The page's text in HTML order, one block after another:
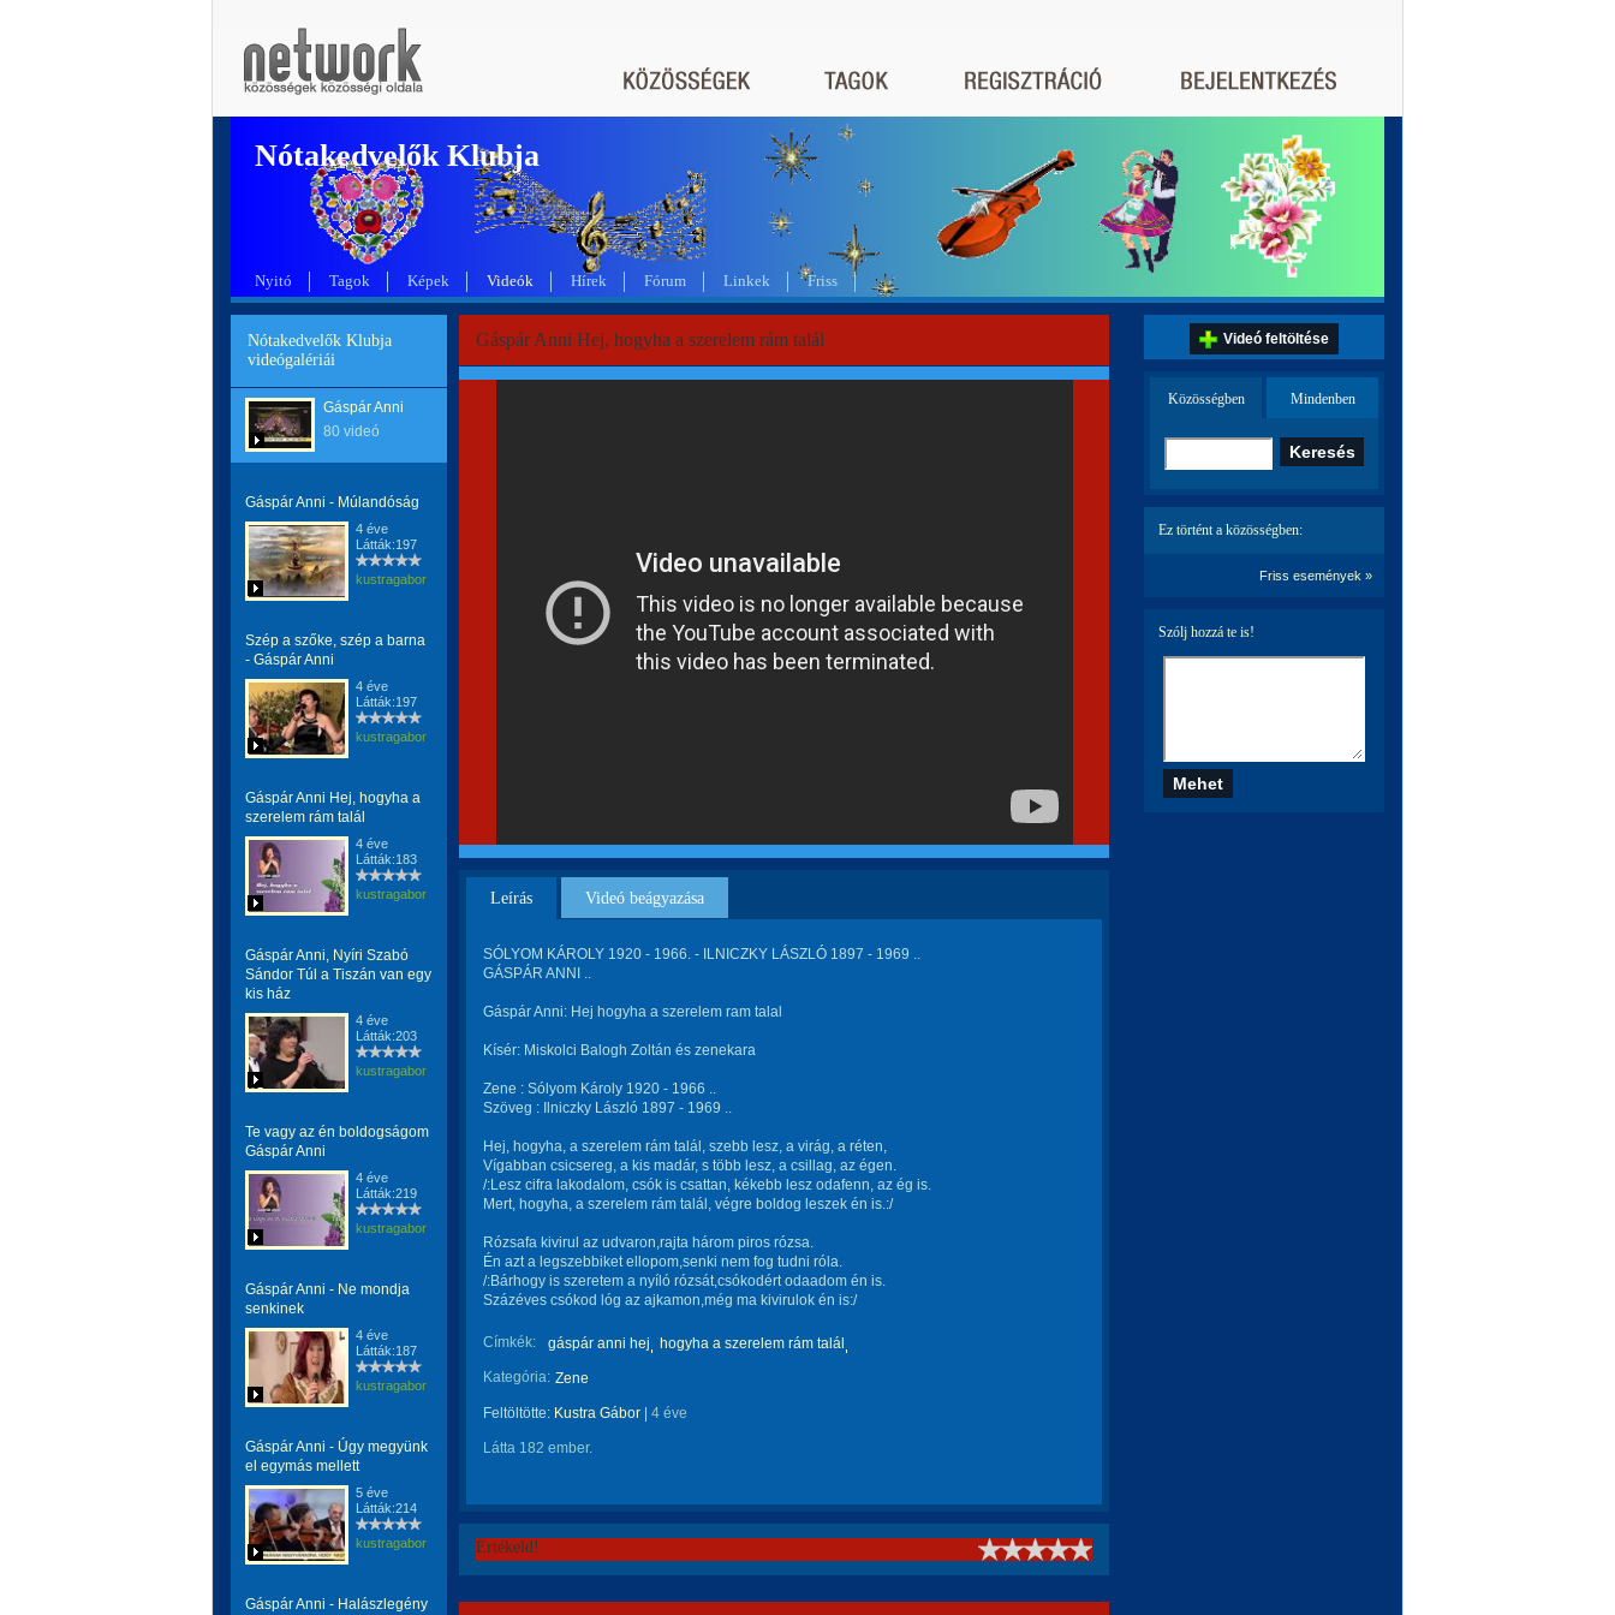
Nótakedvelők Klubja
Nyitó Tagok Képek Videók Hírek Fórum Linkek Friss
Nótakedvelők Klubja
videógalériái
Gáspár Anni
80 videó
Gáspár Anni - Múlandóság
4 éve
Látták:197
kustragabor
Szép a szőke, szép a barna
- Gáspár Anni
4 éve
Látták:197
kustragabor
Gáspár Anni Hej, hogyha a
szerelem rám talál
4 éve
Látták:183
kustragabor
Gáspár Anni, Nyíri Szabó
Sándor Túl a Tiszán van egy
kis ház
4 éve
Látták:203
kustragabor
Te vagy az én boldogságom
Gáspár Anni
4 éve
Látták:219
kustragabor
Gáspár Anni - Ne mondja
senkinek
4 éve
Látták:187
kustragabor
Gáspár Anni - Úgy megyünk
el egymás mellett
5 éve
Látták:214
kustragabor
Gáspár Anni - Halászlegény
Gáspár Anni Hej, hogyha a szerelem rám talál
Leírás Videó beágyazása
SÓLYOM KÁROLY 1920 - 1966. - ILNICZKY LÁSZLÓ 1897 - 1969 ..
GÁSPÁR ANNI ..
Gáspár Anni: Hej hogyha a szerelem ram talal
Kísér: Miskolci Balogh Zoltán és zenekara
Zene : Sólyom Károly 1920 - 1966 ..
Szöveg : Ilniczky László 1897 - 1969 ..
Hej, hogyha, a szerelem rám talál, szebb lesz, a virág, a réten,
Vígabban csicsereg, a kis madár, s több lesz, a csillag, az égen.
/:Lesz cifra lakodalom, csók is csattan, kékebb lesz odafenn, az ég is.
Mert, hogyha, a szerelem rám talál, végre boldog leszek én is.:/
Rózsafa kivirul az udvaron,rajta három piros rózsa.
Én azt a legszebbiket ellopom,senki nem fog tudni róla.
/:Bárhogy is szeretem a nyíló rózsát,csókodért odaadom én is.
Százéves csókod lóg az ajkamon,még ma kivirulok én is:/
Címkék: gáspár anni hej
hogyha a szerelem rám talál
Kategória: Zene
Feltöltötte: Kustra Gábor 4 éve
Látta 182 ember.
Értékeld!
Videó feltöltése
Közösségben Mindenben
Ez történt a közösségben:
Friss események »
Szólj hozzá te is!